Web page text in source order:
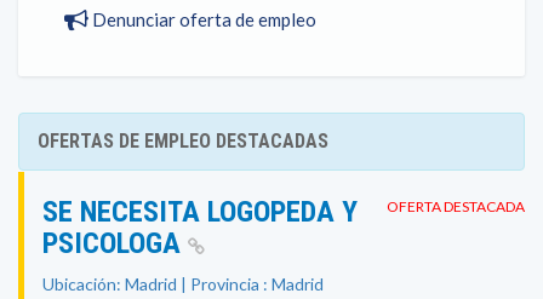
Denunciar oferta de empleo
OFERTAS DE EMPLEO DESTACADAS
OFERTA DESTACADA
SE NECESITA LOGOPEDA Y
PSICOLOGA
Ubicación: Madrid | Provincia : Madrid